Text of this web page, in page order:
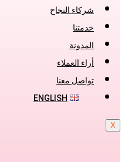
شركاء النجاح
خدمتنا
المدونة
أراء العملاء
تواصل معنا
ENGLISH
X